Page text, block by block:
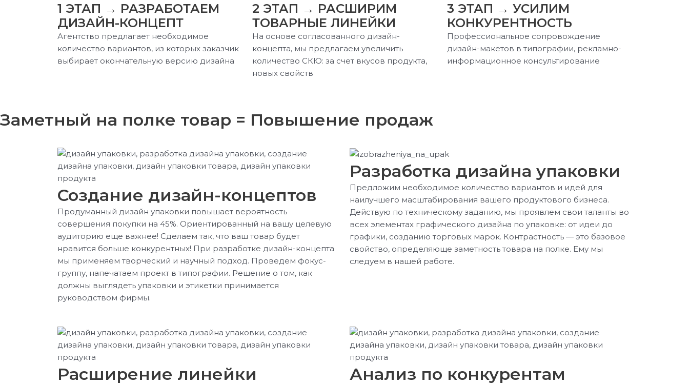
1 ЭТАП → РАЗРАБОТАЕМ
ДИЗАЙН-КОНЦЕПТ
Агентство предлагает необходимое
количество вариантов, из которых заказчик
выбирает окончательную версию дизайна
2 ЭТАП → РАCШИРИМ
ТОВАРНЫЕ ЛИНЕЙКИ
На основе согласованного дизайн-
концепта, мы предлагаем увеличить
количество СКЮ: за счет вкусов продукта,
новых свойств
3 ЭТАП → УСИЛИМ
КОНКУРЕНТНОСТЬ
Профессиональное сопровождение
дизайн-макетов в типографии, рекламно-
информационное консультирование
Заметный на полке товар = Повышение продаж
Создание дизайн-концептов
Продуманный дизайн упаковки повышает вероятность
совершения покупки на 45%. Ориентированный на вашу целевую
аудиторию еще важнее! Сделаем так, что ваш товар будет
нравится больше конкурентных! При разработке дизайн-концепта
мы применяем творческий и научный подход. Проведем фокус-
группу, напечатаем проект в типографии. Решение о том, как
должны выглядеть упаковки и этикетки принимается
руководством фирмы.
Разработка дизайна упаковки
Предложим необходимое количество вариантов и идей для
наилучшего масштабирования вашего продуктового бизнеса.
Действую по техническому заданию, мы проявлем свои таланты во
всех элементах графического дизайна по упаковке: от идеи до
графики, созданию торговых марок. Контрастность — это базовое
свойство, определяюще заметность товара на полке. Ему мы
следуем в нашей работе.
Расширение линейки Анализ по конкурентам